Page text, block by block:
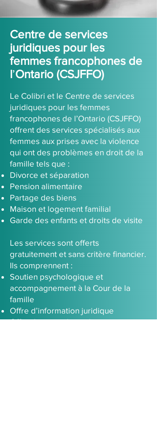
Centre de services
juridiques pour les
femmes francophones de
l’Ontario (CSJFFO)
Le Colibri et le Centre de services
juridiques pour les femmes
francophones de l’Ontario (CSJFFO)
offrent des services spécialisés aux
femmes aux prises avec la violence
qui ont des problèmes en droit de la
famille tels que :
Divorce et séparation
Pension alimentaire
Partage des biens
Maison et logement familial
Garde des enfants et droits de visite
Les services sont offerts
gratuitement et sans critère financier.
Ils comprennent :
Soutien psychologique et
accompagnement à la Cour de la
famille
Offre d’information juridique
Offre de conseils juridiques